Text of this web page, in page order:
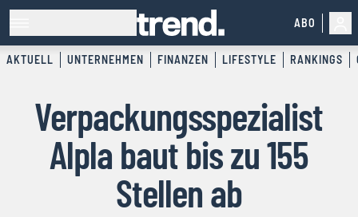
ABO
AKTUELL UNTERNEHMEN FINANZEN LIFESTYLE RANKINGS
Verpackungsspezialist
Alpla baut bis zu 155
Stellen ab